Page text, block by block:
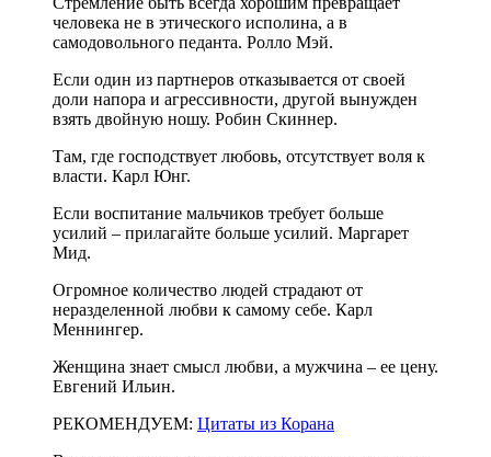
человека не в этического исполина, а в
самодовольного педанта. Ролло Мэй.
Если один из партнеров отказывается от своей
доли напора и агрессивности, другой вынужден
взять двойную ношу. Робин Скиннер.
Там, где господствует любовь, отсутствует воля к
власти. Карл Юнг.
Если воспитание мальчиков требует больше
усилий – прилагайте больше усилий. Маргарет
Мид.
Огромное количество людей страдают от
неразделенной любви к самому себе. Карл
Меннингер.
Женщина знает смысл любви, а мужчина – ее цену.
Евгений Ильин.
РЕКОМЕНДУЕМ: Цитаты из Корана